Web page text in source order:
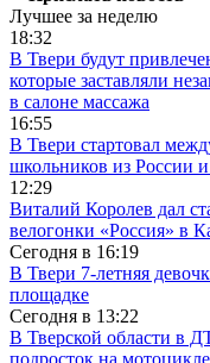
Лучшее за неделю
18:32
В Твери будут
которые заставляли
в салоне массажа
16:55
В Твери стартовал
школьников из России
12:29
Виталий Королев дал
велогонки «Россия» в
Сегодня в 16:19
В Твери 7-летняя
площадке
Сегодня в 13:22
В Тверской области в